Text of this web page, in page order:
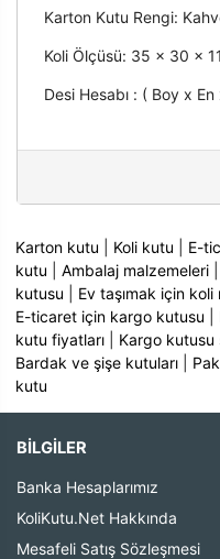
Karton Kutu Rengi:
Koli Ölçüsü: 35 x 30 x
Desi Hesabı : ( Boy x
Karton kutu Koli kutu E-
kutu |Ambalaj malzemeleri
kutusu
Ev taşımak için koli
E-ticaret için kargo kutusu
kutu fiyatları
Kargo kutusu
Bardak ve şişe kutuları
kutu
BİLGİLER
Banka Hesaplarımız
KoliKutu.Net Hakkında
Mesafeli Satış Sözleşmesi